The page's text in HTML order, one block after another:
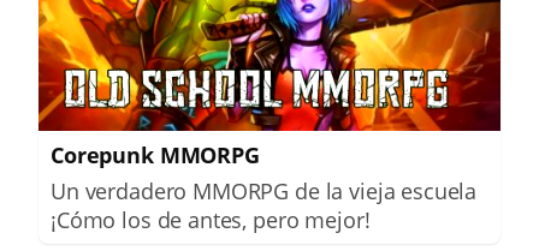
Corepunk MMORPG
Un verdadero MMORPG de la vieja escuela
¡Cómo los de antes, pero mejor!